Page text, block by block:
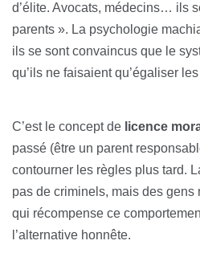
d’élite. Avocats, médecins… ils
parents ». La psychologie
ils se sont convaincus que le
qu’ils ne faisaient qu’égaliser
C’est le concept de licence
passé (être un parent
contourner les règles plus tard.
pas de criminels, mais des gens
qui récompense ce
l’alternative honnête.